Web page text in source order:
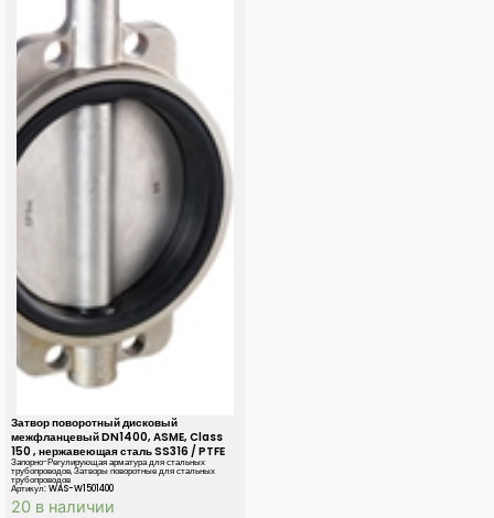
Затвор поворотный дисковый
межфланцевый DN1400, ASME, Class
150 , нержавеющая сталь SS316 / PTFE
Запорно-Регулирующая арматура для стальных
трубопроводов,Затворы поворотные для стальных
трубопроводов
Артикул: WAS-W1501400
20 в наличии